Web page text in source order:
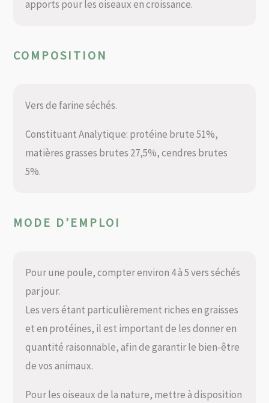
apports pour les oiseaux en croissance.
COMPOSITION
Vers de farine séchés.
Constituant Analytique: protéine brute 51%,
matières grasses brutes 27,5%, cendres brutes
5%.
MODE D’EMPLOI
Pour une poule, compter environ 4 à 5 vers séchés
par jour.
Les vers étant particulièrement riches en graisses
et en protéines, il est important de les donner en
quantité raisonnable, afin de garantir le bien-être
de vos animaux.
Pour les oiseaux de la nature, mettre à disposition